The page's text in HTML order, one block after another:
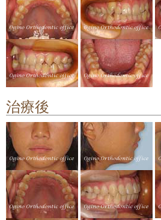
治療後
部分的歯列矯正
顎関節症の治療
料金について
矯正治療のリスクや副作用について